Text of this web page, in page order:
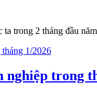
trong 2 tháng đầu
trong